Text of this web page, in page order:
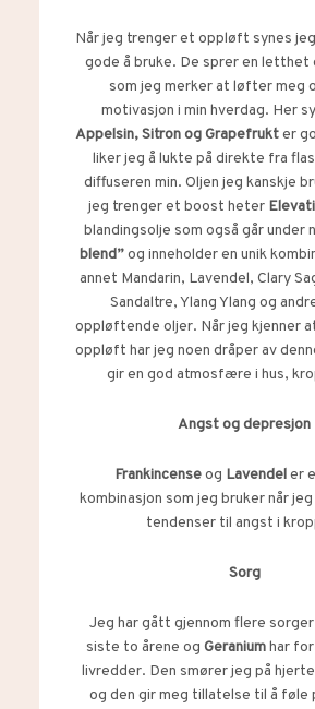
Når jeg trenger et oppløft synes
gode å bruke. De sprer en letthet
som jeg merker at løfter meg
motivasjon i min hverdag. Her
Appelsin, Sitron og Grapefrukter
liker jeg å lukte på direkte fra
diffuseren min. Oljen jeg kanskje
jeg trenger et boost heter
blandingsolje som også går under
blend”og inneholder en unik
annet Mandarin, Lavendel, Clary
Sandaltre, Ylang Ylang og
oppløftende oljer. Når jeg kjenner
oppløft har jeg noen dråper av
gir en god atmosfære i hus,
Angst og depresjon
Frankincenseog Lavendeler
kombinasjon som jeg bruker når
tendenser til angst i
Sorg
Jeg har gått gjennom flere
siste to årene og Geraniumhar
livredder. Den smører jeg på
og den gir meg tillatelse til å føle